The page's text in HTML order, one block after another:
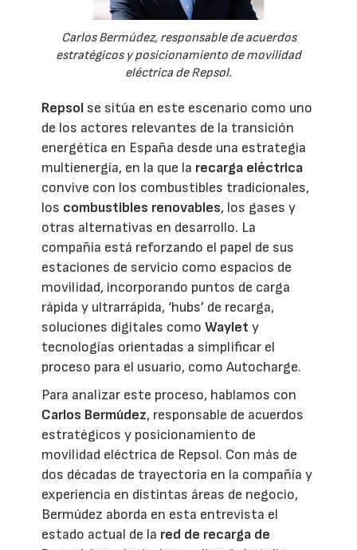
Carlos Bermúdez, responsable de acuerdos
estratégicos y posicionamiento de movilidad
eléctrica de Repsol.
Repsol se sitúa en este escenario como uno
de los actores relevantes de la transición
energética en España desde una estrategia
multienergía, en la que la recarga eléctrica
convive con los combustibles tradicionales,
los combustibles renovables, los gases y
otras alternativas en desarrollo. La
compañía está reforzando el papel de sus
estaciones de servicio como espacios de
movilidad, incorporando puntos de carga
rápida y ultrarrápida, ‘hubs’ de recarga,
soluciones digitales comoWaylety
tecnologías orientadas a simplificar el
proceso para el usuario, como Autocharge.
Para analizar este proceso, hablamos con
Carlos Bermúdez, responsable de acuerdos
estratégicos y posicionamiento de
movilidad eléctrica de Repsol. Con más de
dos décadas de trayectoria en la compañía y
experiencia en distintas áreas de negocio,
Bermúdez aborda en esta entrevista el
estado actual de la red de recarga de